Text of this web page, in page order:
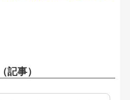
記事）